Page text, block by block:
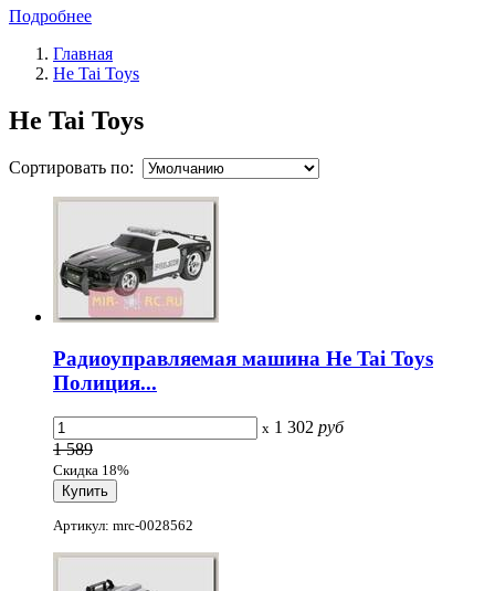
Подробнее
Главная
He Tai Toys
He Tai Toys
Сортировать по:
Радиоуправляемая машина He Tai Toys
Полиция...
x 1 302 руб
1 589
Скидка 18%
Артикул: mrc-0028562